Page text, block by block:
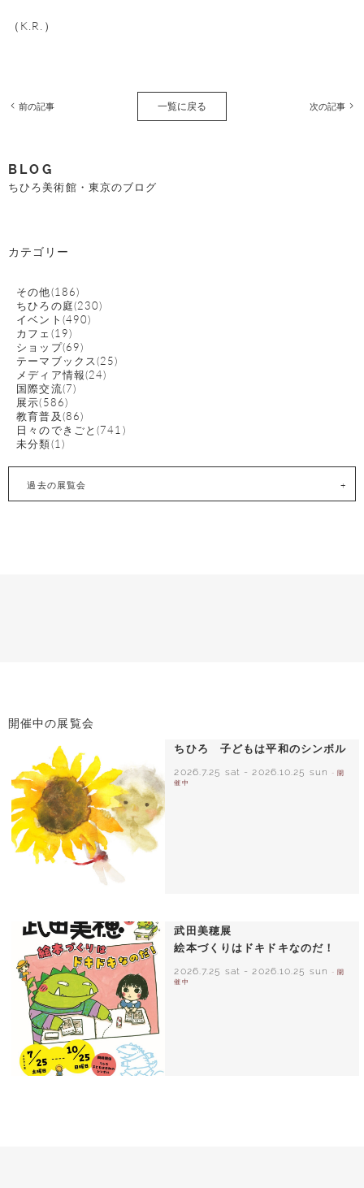
（K.R.）
前の記事 一覧に戻る 次の記事
BLOG
ちひろ美術館・東京のブログ
カテゴリー
その他(186)
ちひろの庭(230)
イベント(490)
カフェ(19)
ショップ(69)
テーマブックス(25)
メディア情報(24)
国際交流(7)
展示(586)
教育普及(86)
日々のできごと(741)
未分類(1)
過去の展覧会
開催中の展覧会
ちひろ 子どもは平和のシンボル
2026.7.25 sat -2026.10.25 sun
- 開
催中
武田美穂展
絵本づくりはドキドキなのだ！
2026.7.25 sat -2026.10.25 sun
- 開
催中